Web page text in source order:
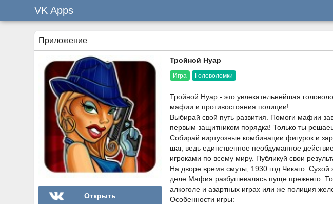
VK Apps
Приложение
Открыть
Тройной Нуар
Игра Головоломки
Тройной Нуар - это увлекательнейшая
мафии и противостояния полиции!
Выбирай свой путь развития. Помоги мафии
первым защитником порядка! Только ты
Собирай виртуозные комбинации фигурок и
шаг, ведь единственное необдуманное
игроками по всему миру. Публикуй свои
На дворе время смуты, 1930 год Чикаго.
деле Мафия разбушевалась пуще прежнего.
алкоголе и азартных играх или же полиция
Особенности игры: